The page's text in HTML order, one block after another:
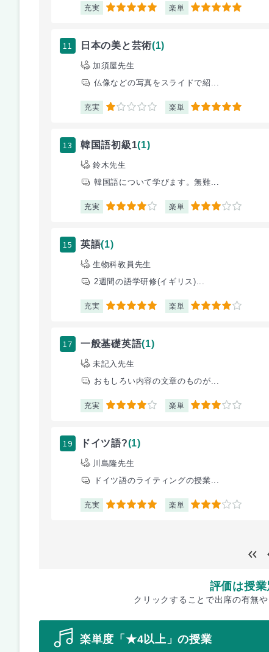
充実 5 楽単 5
11 日本の美と芸術(1)
加須屋先生
仏像などの写真をスライドで紹...
充実 1 楽単 5
13 韓国語初級1(1)
鈴木先生
韓国語について学びます。無難...
充実 4 楽単 3
15 英語(1)
生物科教員先生
2週間の語学研修(イギリス)...
充実 5 楽単 4
17 一般基礎英語(1)
未記入先生
おもしろい内容の文章のものが...
充実 4 楽単 3
19 ドイツ語?(1)
川島隆先生
ドイツ語のライティングの授業...
充実 5 楽単 3
評価は授業
クリックすることで出席の有無
楽単度「★4以上」の授業